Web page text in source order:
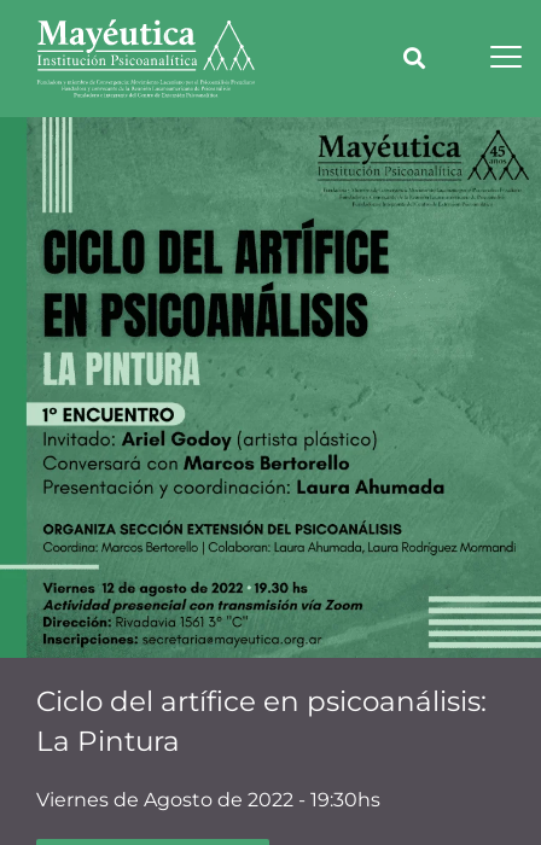
Ciclo del artífice en psicoanálisis:
La Pintura
Viernes de Agosto de 2022 - 19:30hs